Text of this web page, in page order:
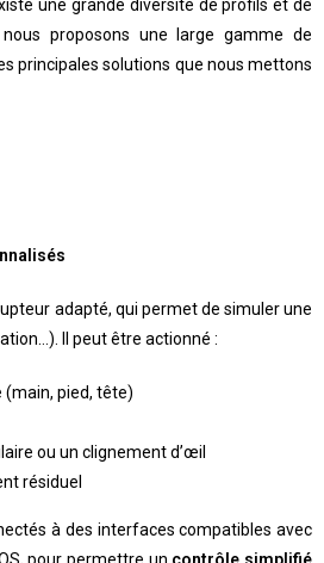
une grande diversité de profils et de
nous proposons une large gamme de
principales solutions que nous mettons
adapté, qui permet de simuler une
Il peut être actionné :
(main, pied, tête)
ou un clignement d’œil
résiduel
à des interfaces compatibles avec
pour permettre un contrôle simplifié